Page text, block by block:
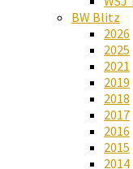
BW Blitz
2026
2025
2021
2019
2018
2017
2016
2015
2014